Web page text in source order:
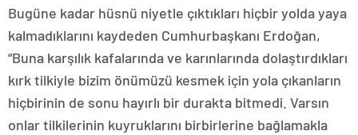
Bugüne kadar hüsnü niyetle çıktıkları hiçbir yolda yaya
kalmadıklarını kaydeden Cumhurbaşkanı Erdoğan,
“Buna karşılık kafalarında ve karınlarında dolaştırdıkları
kırk tilkiyle bizim önümüzü kesmek için yola çıkanların
hiçbirinin de sonu hayırlı bir durakta bitmedi. Varsın
onlar tilkilerinin kuyruklarını birbirlerine bağlamakla